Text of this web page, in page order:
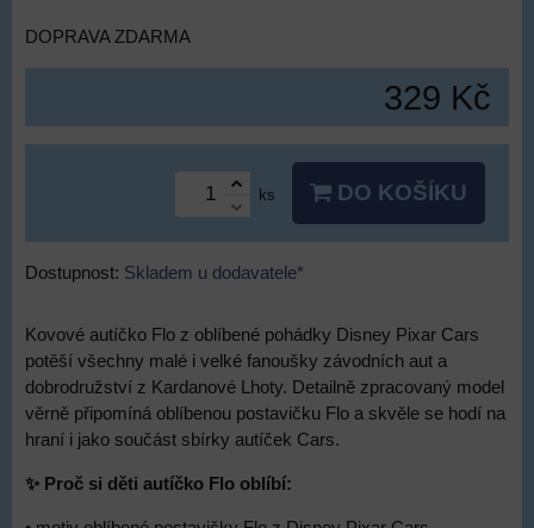
DOPRAVA ZDARMA
329 Kč
ks DO KOŠÍKU
Dostupnost: Skladem u dodavatele*
Kovové autíčko Flo z oblíbené pohádky Disney Pixar Cars
potěší všechny malé i velké fanoušky závodních aut a
dobrodružství z Kardanové Lhoty. Detailně zpracovaný model
věrně připomíná oblíbenou postavičku Flo a skvěle se hodí na
hraní i jako součást sbírky autíček Cars.
✨ Proč si děti autíčko Flo oblíbí: